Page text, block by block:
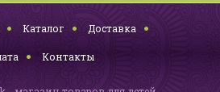
Каталог Доставка
Контакты